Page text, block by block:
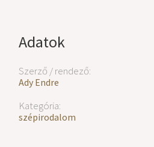
Adatok
Szerző / rendező:
Ady Endre
Kategória:
szépirodalom